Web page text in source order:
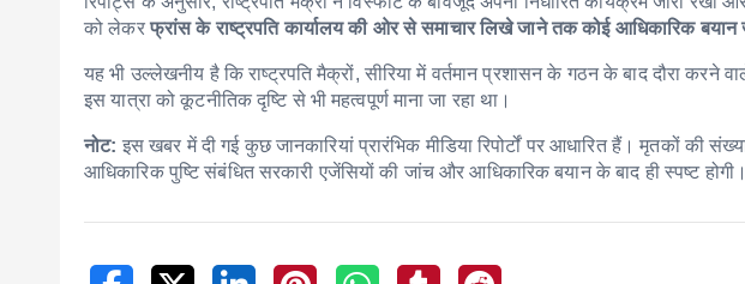
को लेकरफ्रांस के राष्ट्रपति कार्यालय की ओर से समाचार लिखे जाने तक कोई आधिकारिक बयान
यह भी उल्लेखनीय है कि राष्ट्रपति मैक्रों, सीरिया में वर्तमान प्रशासन के गठन के बाद दौरा
इस यात्रा को कूटनीतिक दृष्टि से भी महत्वपूर्ण माना जा रहा था।
नोट: इस खबर में दी गई कुछ जानकारियां प्रारंभिक मीडिया रिपोर्टों पर आधारित हैं। मृतकों की
आधिकारिक पुष्टि संबंधित सरकारी एजेंसियों की जांच और आधिकारिक बयान के बाद ही स्पष्ट होगी।